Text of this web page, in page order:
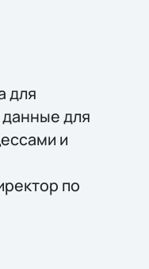
для
для
и
по